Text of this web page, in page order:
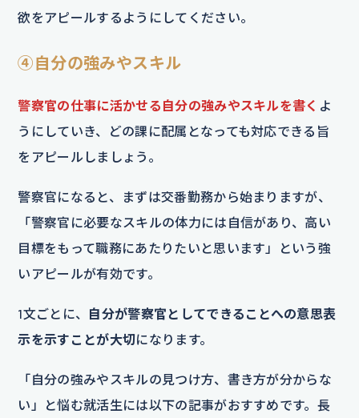
欲をアピールするようにしてください。
④自分の強みやスキル
警察官の仕事に活かせる自分の強みやスキルを書く よ
うにしていき、どの課に配属となっても対応できる旨
をアピールしましょう。
警察官になると、まずは交番勤務から始まりますが、
「警察官に必要なスキルの体力には自信があり、高い
目標をもって職務にあたりたいと思います」という強
いアピールが有効です。
1文ごとに、 自分が警察官としてできることへの意思表
示を示すことが大切になります。
「自分の強みやスキルの見つけ方、書き方が分からな
い」と悩む就活生には以下の記事がおすすめです。長